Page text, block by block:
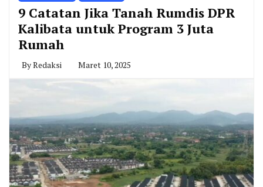
9 Catatan Jika Tanah Rumdis DPR
Kalibata untuk Program 3 Juta
Rumah
ByRedaksi Maret 10, 2025